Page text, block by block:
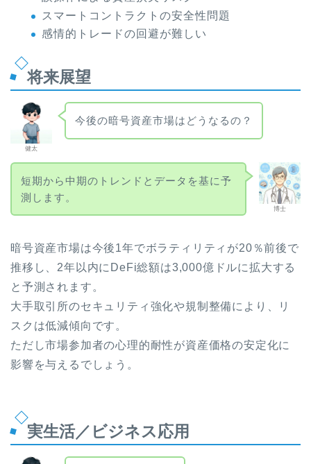
スマートコントラクトの安全性問題
感情的トレードの回避が難しい
将来展望
健太
今後の暗号資産市場はどうなるの？
博士
短期から中期のトレンドとデータを基に予
測します。
暗号資産市場は今後1年でボラティリティが20％前後で
推移し、2年以内にDeFi総額は3,000億ドルに拡大する
と予測されます。
大手取引所のセキュリティ強化や規制整備により、リ
スクは低減傾向です。
ただし市場参加者の心理的耐性が資産価格の安定化に
影響を与えるでしょう。
実生活／ビジネス応用